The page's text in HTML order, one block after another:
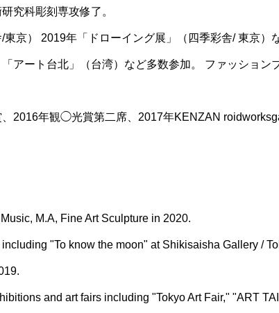
究科彫刻専攻修了。
京） 2019年「ドローイング展」（四季彩舎/ 東京）
アート台北」（台湾）など多数参加。 ファッション
2016年観◯光賞第二席、2017年KENZAN
M.A, Fine Art Sculpture in 2020.
"To know the moon" at Shikisaisha Gallery /
and art fairs including "Tokyo Art Fair," "ART